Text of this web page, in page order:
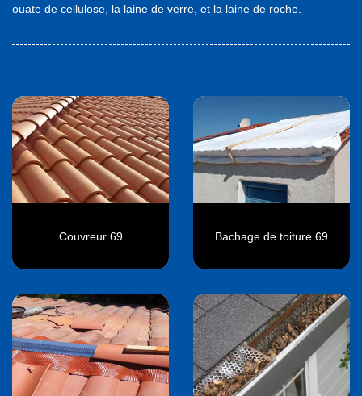
ouate de cellulose, la laine de verre, et la laine de roche.
Couvreur 69 Bachage de toiture 69